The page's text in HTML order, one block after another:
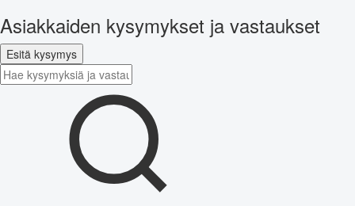
Asiakkaiden kysymykset ja vastaukset
Esitä kysymys